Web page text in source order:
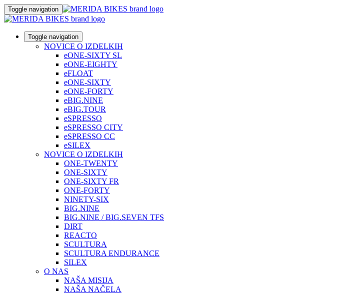
Toggle navigation
Toggle navigation
NOVICE O IZDELKIH
eONE-SIXTY SL
eONE-EIGHTY
eFLOAT
eONE-SIXTY
eONE-FORTY
eBIG.NINE
eBIG.TOUR
eSPRESSO
eSPRESSO CITY
eSPRESSO CC
eSILEX
NOVICE O IZDELKIH
ONE-TWENTY
ONE-SIXTY
ONE-SIXTY FR
ONE-FORTY
NINETY-SIX
BIG.NINE
BIG.NINE / BIG.SEVEN TFS
DIRT
REACTO
SCULTURA
SCULTURA ENDURANCE
SILEX
O NAS
NAŠA MISIJA
NAŠA NAČELA